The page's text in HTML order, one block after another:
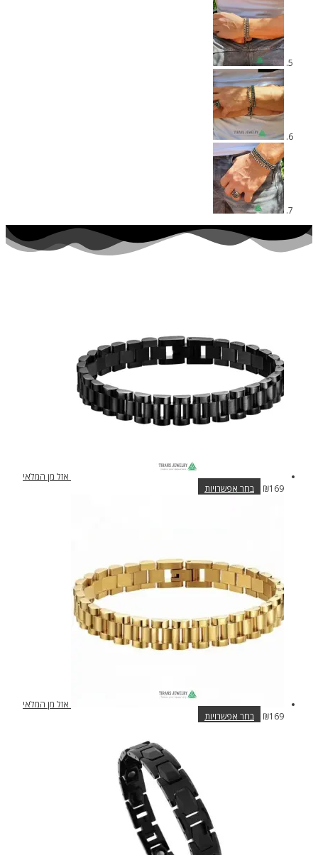
אזל מן המלאי
₪169 בחר אפשרויות
לבחור
את
האפשרויות
אזל מן המלאי
₪169 בחר אפשרויות
סוגים.
ניתן
לבחור
את
האפשרויות
בעמוד
המוצר